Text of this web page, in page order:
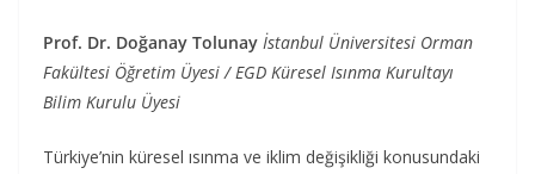
Prof. Dr. Doğanay Tolunay İstanbul Üniversitesi Orman
Fakültesi Öğretim Üyesi / EGD Küresel Isınma Kurultayı
Bilim Kurulu Üyesi
Türkiye’nin küresel ısınma ve iklim değişikliği konusundaki